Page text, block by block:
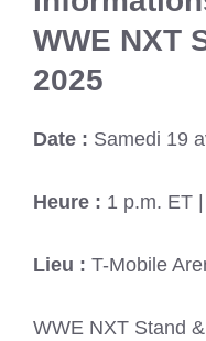
WWE NXT
2025
Date : Samedi 19
Heure : 1 p.m. ET
Lieu : T-Mobile
WWE NXT Stand